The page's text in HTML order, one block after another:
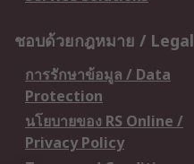
ชอบด้วยกฎหมาย / Legal
การรักษาข้อมูล / Data
Protection
นโยบายของ RS Online /
Privacy Policy